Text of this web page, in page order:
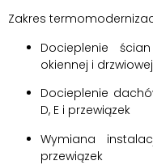
Zakres
Docieplenie
okiennej i
Docieplenie
D, E i przewiązek
Wymiana
przewiązek